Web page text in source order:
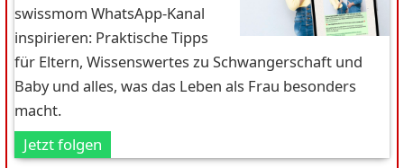
swissmom WhatsApp-Kanal
inspirieren: Praktische Tipps
für Eltern, Wissenswertes zu Schwangerschaft und
Baby und alles, was das Leben als Frau besonders
macht.
Jetzt folgen